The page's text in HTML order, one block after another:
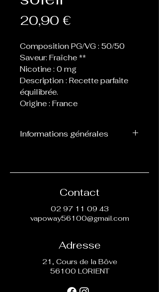
20,90 €
Composition PG/VG : 50/50
Saveur: Fraîche **
Nicotine : 0 mg
Description : Recette parfaite
équilibrée.
Origine : France
Informations générales
2 boosters afin de les
Contact
02 97 11 09 43
vapoway56100@gmail.com
Adresse
21, Cours de la Bôve
56100 LORIENT